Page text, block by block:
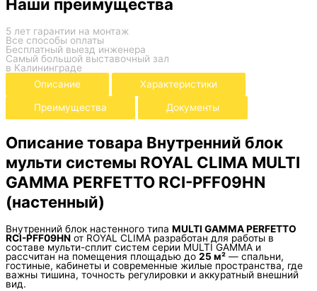
5 лет гарантии на монтаж
Все способы оплаты
Бесплатный выезд инженера
Самый большой выставочный зал
в Калининграде
Описание
Характеристики
Преимущества Документы
Описание товара Внутренний блок
мульти системы ROYAL CLIMA MULTI
GAMMA PERFETTO RCI-PFF09HN
(настенный)
Внутренний блок настенного типа MULTI GAMMA PERFETTO
RCI-PFF09HN от ROYAL CLIMA разработан для работы в
составе мульти-сплит систем серии MULTI GAMMA и
рассчитан на помещения площадью до 25 м² — спальни,
гостиные, кабинеты и современные жилые пространства, где
важны тишина, точность регулировки и аккуратный внешний
вид.